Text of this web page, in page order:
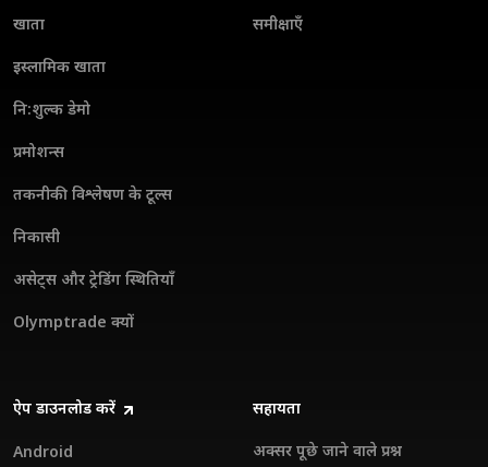
खाता
इस्लामिक खाता
नि:शुल्क डेमो
प्रमोशन्स
तकनीकी विश्लेषण के टूल्स
निकासी
असेट्स और ट्रेडिंग स्थितियाँ
Olymptrade क्यों
समीक्षाएँ
ऐप डाउनलोड करें
Android
सहायता
अक्सर पूछे जाने वाले प्रश्न